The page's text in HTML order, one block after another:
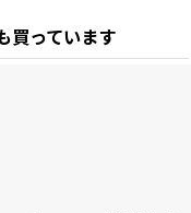
買っています